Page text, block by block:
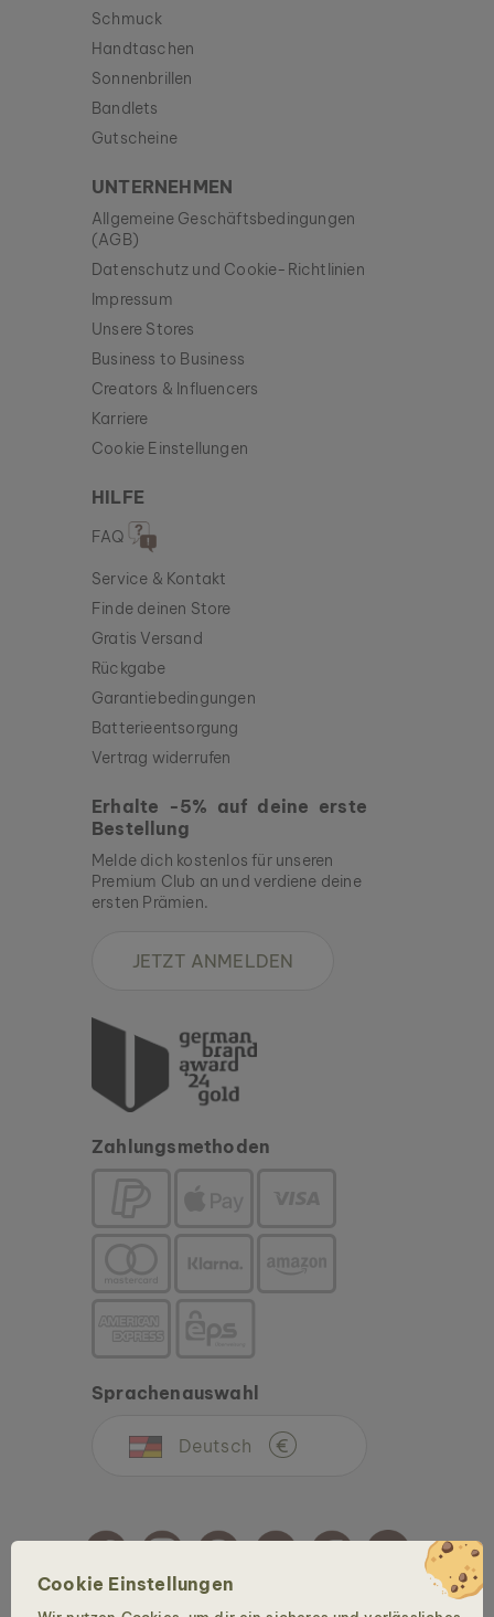
Cookie Einstellungen
Schmuck
Handtaschen
Sonnenbrillen
Bandlets
Gutscheine
UNTERNEHMEN
Allgemeine Geschäftsbedingungen
(AGB)
Datenschutz und Cookie-Richtlinien
Impressum
Unsere Stores
Business to Business
Creators & Influencers
Karriere
Cookie Einstellungen
HILFE
FAQ
Service & Kontakt
Finde deinen Store
Gratis Versand
Rückgabe
Garantiebedingungen
Batterieentsorgung
Vertrag widerrufen
Erhalte -5% auf deine erste
Bestellung
Melde dich kostenlos für unseren
Premium Club an und verdiene deine
ersten Prämien.
JETZT ANMELDEN
Zahlungsmethoden
Sprachenauswahl
Deutsch €